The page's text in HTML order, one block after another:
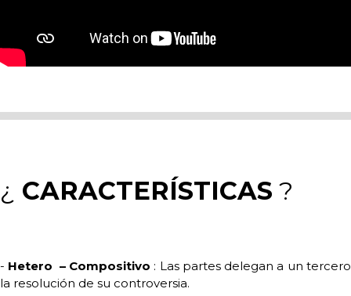
¿ CARACTERÍSTICAS ?
- Hetero – Compositivo : Las partes delegan a un tercero
la resolución de su controversia.